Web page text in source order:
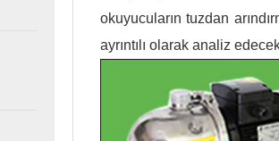
okuyucuların tuzdan
ayrıntılı olarak analiz